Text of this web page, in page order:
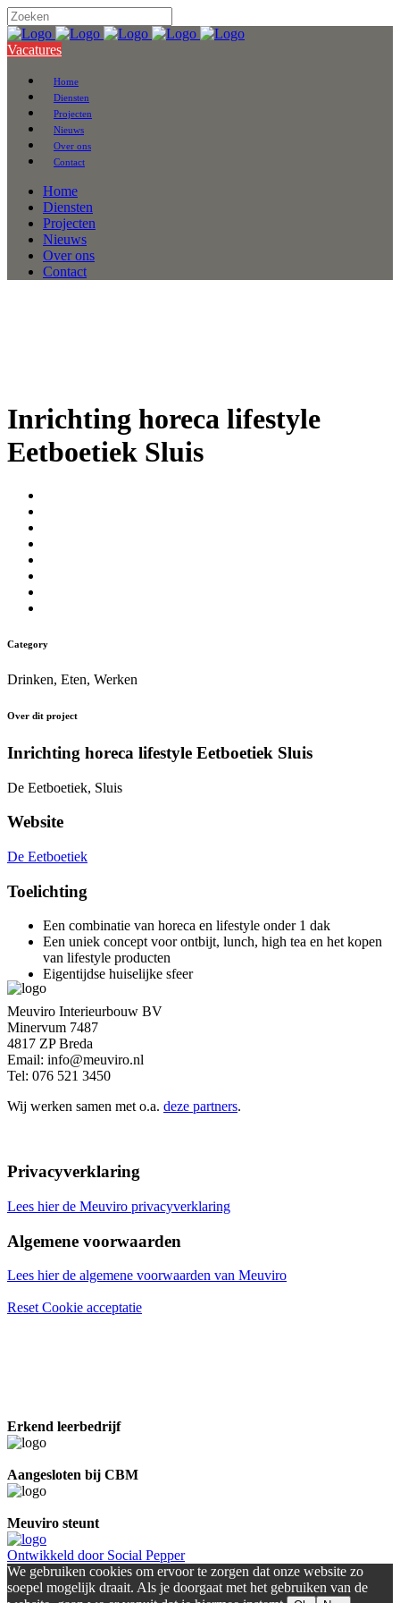
Vacatures
Home
Diensten
Projecten
Nieuws
Over ons
Contact
Home
Diensten
Projecten
Nieuws
Over ons
Contact
Inrichting horeca lifestyle
Eetboetiek Sluis
Category
Drinken, Eten, Werken
Over dit project
Inrichting horeca lifestyle Eetboetiek Sluis
De Eetboetiek, Sluis
Website
De Eetboetiek
Toelichting
Een combinatie van horeca en lifestyle onder 1 dak
Een uniek concept voor ontbijt, lunch, high tea en het kopen
van lifestyle producten
Eigentijdse huiselijke sfeer
Meuviro Interieurbouw BV
Minervum 7487
4817 ZP Breda
Email: info@meuviro.nl
Tel: 076 521 3450
Wij werken samen met o.a. deze partners.
Privacyverklaring
Lees hier de Meuviro privacyverklaring
Algemene voorwaarden
Lees hier de algemene voorwaarden van Meuviro
Reset Cookie acceptatie
Erkend leerbedrijf
Aangesloten bij CBM
Meuviro steunt
Ontwikkeld door Social Pepper
We gebruiken cookies om ervoor te zorgen dat onze website zo
soepel mogelijk draait. Als je doorgaat met het gebruiken van de